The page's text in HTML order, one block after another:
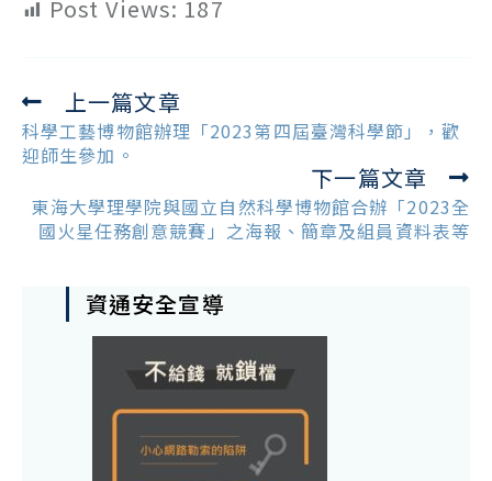
Post Views: 187
Read
more
articles
上一篇文章
科學工藝博物館辦理「2023第四屆臺灣科學節」，歡
迎師生參加。
下一篇文章
東海大學理學院與國立自然科學博物館合辦「2023全
國火星任務創意競賽」之海報、簡章及組員資料表等
資通安全宣導